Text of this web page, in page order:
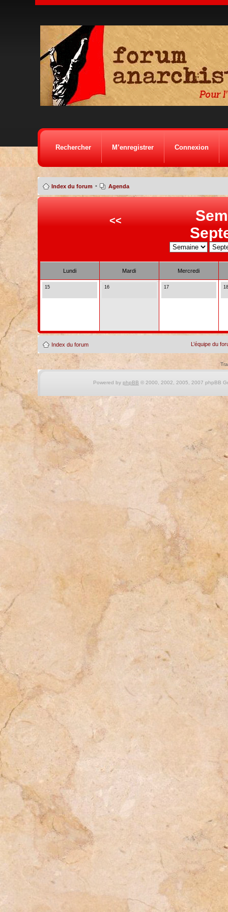
Rechercher M’enregistrer Connexion
Index du forum • Agenda
<<
Lundi Mardi Mercredi
15 16 17 18
Index du forum L’équipe du
Powered by phpBB © 2000, 2002, 2005, 2007 phpBB